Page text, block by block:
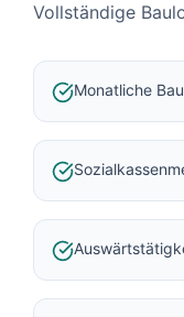
Vollständige
Monatliche
Karlsruhe
Mannheim
Heidelberg
Ulm
Backnang
Stuttgart
Heilbronn
Karlsruhe